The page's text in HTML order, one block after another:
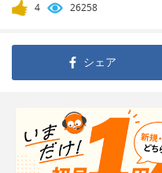
4 26258
シェア